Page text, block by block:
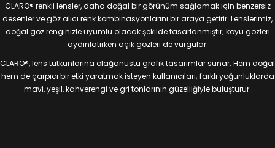
CLARO® renkli lensler, daha doğal bir görünüm sağlamak için benzersiz
desenler ve göz alıcı renk kombinasyonlarını bir araya getirir. Lenslerimiz,
doğal göz renginizle uyumlu olacak şekilde tasarlanmıştır; koyu gözleri
aydınlatırken açık gözleri de vurgular.
CLARO®, lens tutkunlarına olağanüstü grafik tasarımlar sunar. Hem doğal
hem de çarpıcı bir etki yaratmak isteyen kullanıcıları; farklı yoğunluklarda
mavi, yeşil, kahverengi ve gri tonlarının güzelliğiyle buluşturur.